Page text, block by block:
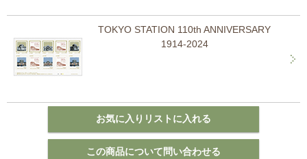
TOKYO STATION 110th ANNIVERSARY
1914-2024